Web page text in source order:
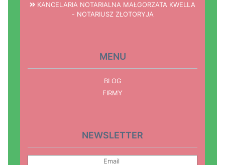
KANCELARIA NOTARIALNA MAŁGORZATA KWELLA
- NOTARIUSZ ZŁOTORYJA
MENU
BLOG
FIRMY
NEWSLETTER